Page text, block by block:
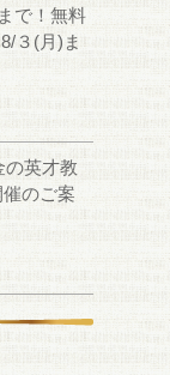
で！無料
３(月)ま
の英才教
のご案